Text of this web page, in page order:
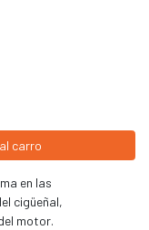
carro
en las
cigüeñal,
motor.